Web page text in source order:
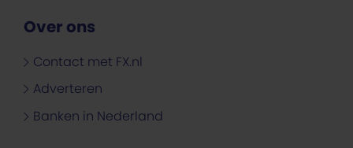
Over ons
Contact met FX.nl
Adverteren
Banken in Nederland